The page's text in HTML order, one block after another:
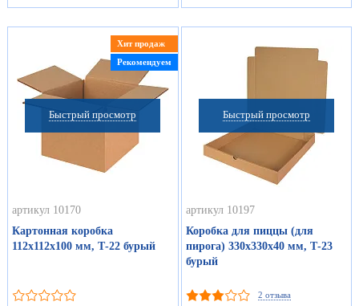
Быстрый просмотр
Хит продаж
Рекомендуем
артикул 10170
Картонная коробка
112х112х100 мм, Т-22 бурый
Быстрый просмотр
артикул 10197
Коробка для пиццы (для
пирога) 330х330х40 мм, Т-23
бурый
2 отзыва